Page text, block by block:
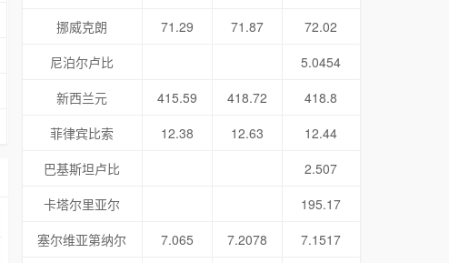
挪威克朗
71.29 71.87
72.02
尼泊尔卢比
5.0454
新西兰元
415.59 418.72
418.8
菲律宾比索
12.38 12.63
12.44
巴基斯坦卢比
2.507
卡塔尔里亚尔
195.17
塞尔维亚第纳尔
7.065 7.2078
7.1517